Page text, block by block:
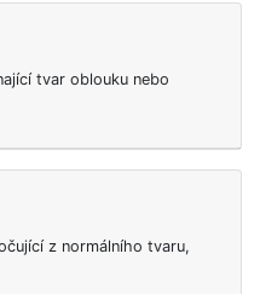
tvar oblouku nebo
z normálního tvaru,